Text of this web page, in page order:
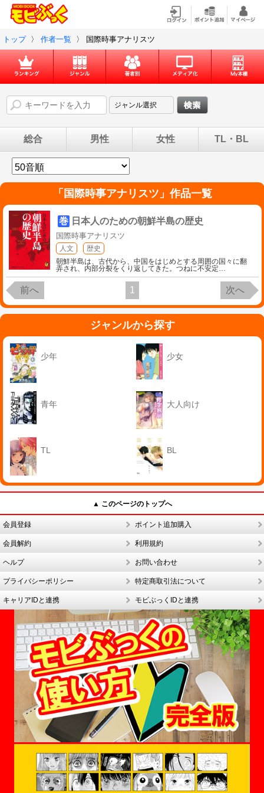
トップ 〉 作者一覧 〉 国際時事アナリスツ
総合 男性 女性 TL・BL
「 国際時事アナリスツ 」作品一覧
巻 日本人のための朝鮮半島の歴史
国際時事アナリスツ
人文
歴史
朝鮮半島は、古代から、中国をはじめとする周囲の国々に翻
弄され、内部分裂をくり返してきた。つねに不安定…
前へ 1 次へ
ジャンルから探す
少年 少女
青年 大人向け
TL BL
▲ このページのトップへ
会員登録 ポイント追加購入
会員解約 利用規約
ヘルプ お問い合わせ
プライバシーポリシー 特定商取引法について
キャリアIDと連携 モビぶっくIDと連携